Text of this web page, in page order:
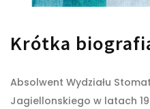
Krótka
Absolwent Wydziału
Jagiellonskiego w latach